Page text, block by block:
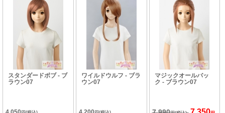
スタンダードボブ - ブ
ラウン07
ワイルドウルフ - ブラ
ウン07
マジックオールバッ
ク - ブラウン07